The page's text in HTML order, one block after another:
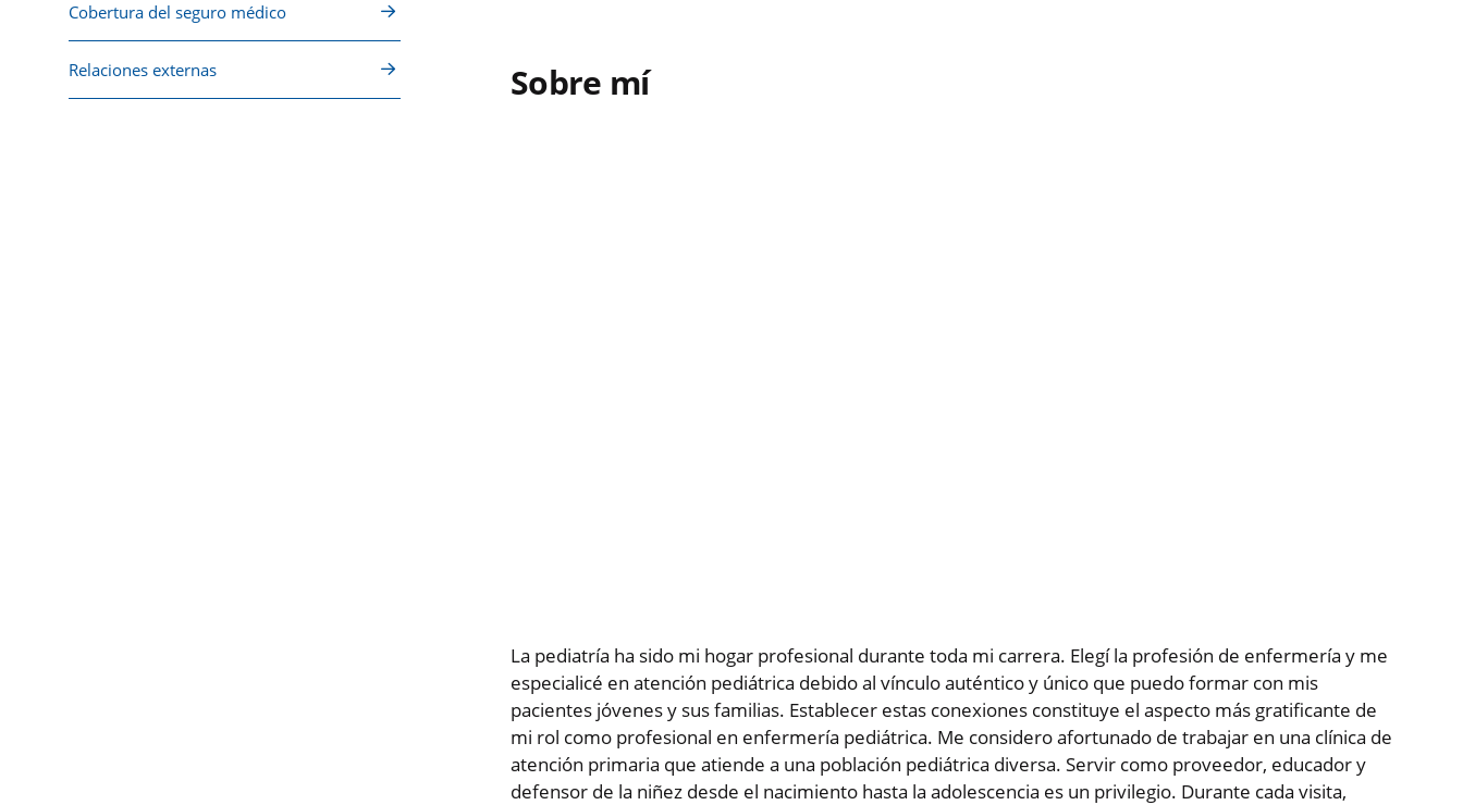
Cobertura del seguro médico
Relaciones externas Sobre mí
La pediatría ha sido mi hogar profesional durante toda mi carrera. Elegí la profesión de enfermería y me
especialicé en atención pediátrica debido al vínculo auténtico y único que puedo formar con mis
pacientes jóvenes y sus familias. Establecer estas conexiones constituye el aspecto más gratificante de
mi rol como profesional en enfermería pediátrica. Me considero afortunado de trabajar en una clínica de
atención primaria que atiende a una población pediátrica diversa. Servir como proveedor, educador y
defensor de la niñez desde el nacimiento hasta la adolescencia es un privilegio. Durante cada visita,